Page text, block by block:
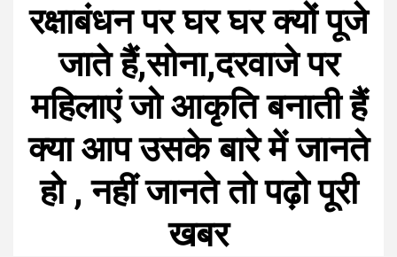
रक्षाबंधन पर घर घर क्यों पूजे
जाते हैं,सोना,दरवाजे पर
महिलाएं जो आकृति बनाती हैं
क्या आप उसके बारे में जानते
हो , नहीं जानते तो पढ़ो पूरी
खबर